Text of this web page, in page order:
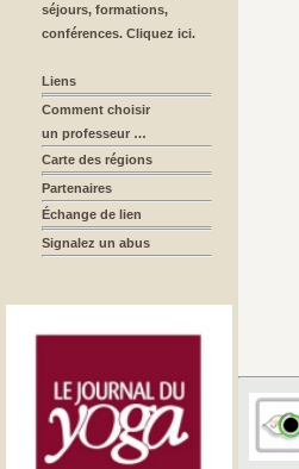
séjours, formations,
conférences. Cliquez ici.
Liens
Comment choisir
un professeur …
Carte des régions
Partenaires
Échange de lien
Signalez un abus